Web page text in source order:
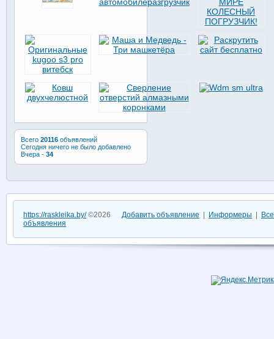
Всего 20116объявлений
Сегодня ничего не было добавлено
Вчера - 34
https://raskleika.by/©2026 Добавить объявление Информеры
объявления